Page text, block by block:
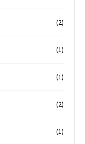
(2)
(1)
(1)
(2)
(1)